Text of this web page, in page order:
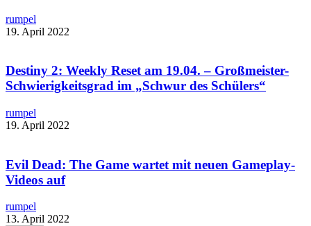
rumpel
19. April 2022
Destiny 2: Weekly Reset am 19.04. – Großmeister-
Schwierigkeitsgrad im „Schwur des Schülers“
rumpel
19. April 2022
Evil Dead: The Game wartet mit neuen Gameplay-
Videos auf
rumpel
13. April 2022